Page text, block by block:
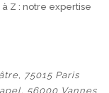
Z : notre expertise
75015 Paris
56000 Vannes